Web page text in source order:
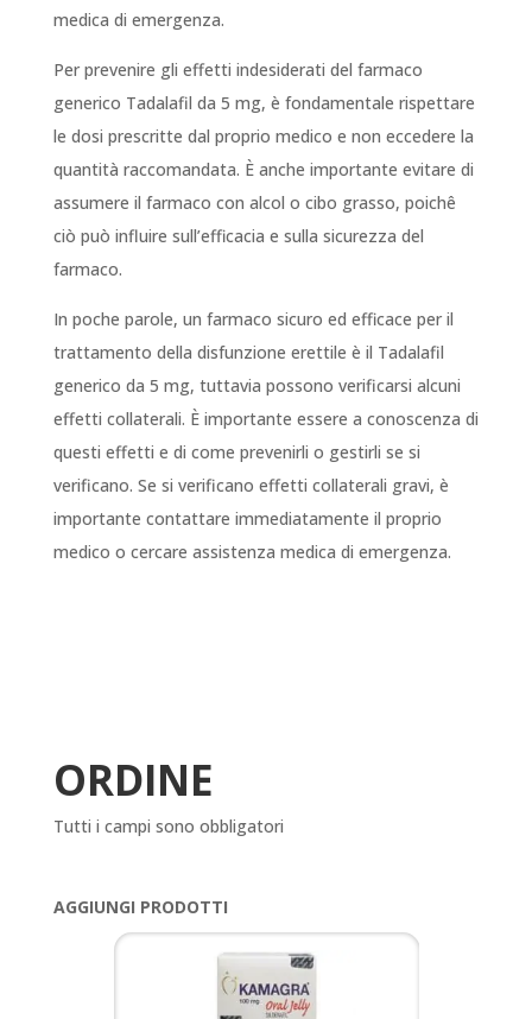
medica di emergenza.
Per prevenire gli effetti indesiderati del farmaco
generico Tadalafil da 5 mg, è fondamentale rispettare
le dosi prescritte dal proprio medico e non eccedere la
quantità raccomandata. È anche importante evitare di
assumere il farmaco con alcol o cibo grasso, poichê
ciò può influire sull’efficacia e sulla sicurezza del
farmaco.
In poche parole, un farmaco sicuro ed efficace per il
trattamento della disfunzione erettile è il Tadalafil
generico da 5 mg, tuttavia possono verificarsi alcuni
effetti collaterali. È importante essere a conoscenza di
questi effetti e di come prevenirli o gestirli se si
verificano. Se si verificano effetti collaterali gravi, è
importante contattare immediatamente il proprio
medico o cercare assistenza medica di emergenza.
ORDINE
Tutti i campi sono obbligatori
AGGIUNGI PRODOTTI